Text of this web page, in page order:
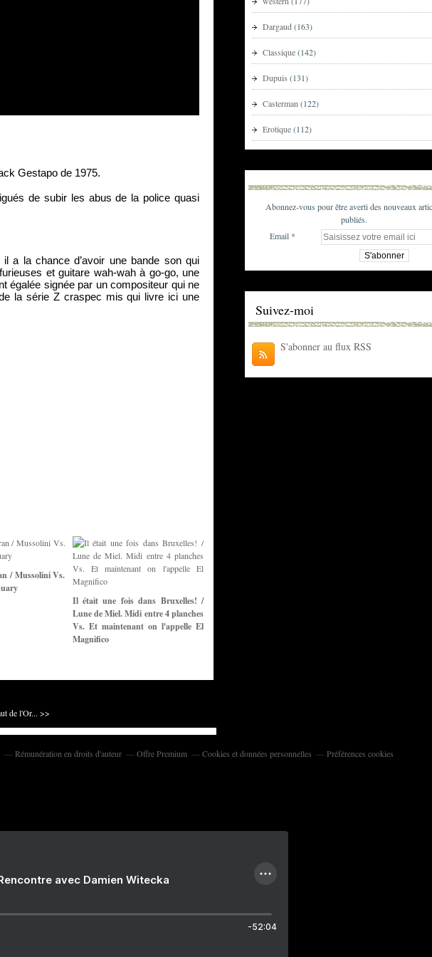
Gestapo de 1975.
de subir les abus de la police quasi
il a la chance d’avoir une bande son qui
et guitare wah-wah à go-go, une
égalée signée par un compositeur qui ne
la série Z craspec mis qui livre ici une
/ Mussolini Vs.
Il était une fois dans Bruxelles! /
Lune de Miel. Midi entre 4 planches
Vs. Et maintenant on l'appelle El
Magnifico
de l'Or... >>
Dargaud (163)
Classique(142)
Dupuis (131)
Casterman (122)
Erotique(112)
Abonnez-vous pour être averti des nouveaux
publiés.
Email
Suivez-moi
S'abonner au flux RSS
Rémunération en droits d'auteur Offre Premium Cookies et données personnelles Préférences cookies
avec Damien Witecka
-52:04